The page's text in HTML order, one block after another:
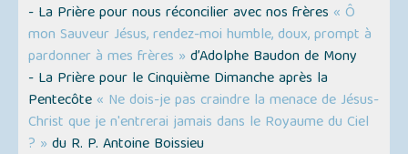
- La Prière pour nous réconcilier avec nos frères « Ô
mon Sauveur Jésus, rendez-moi humble, doux, prompt à
pardonner à mes frères » d’Adolphe Baudon de Mony
- La Prière pour le Cinquième Dimanche après la
Pentecôte « Ne dois-je pas craindre la menace de Jésus-
Christ que je n'entrerai jamais dans le Royaume du Ciel
? » du R. P. Antoine Boissieu